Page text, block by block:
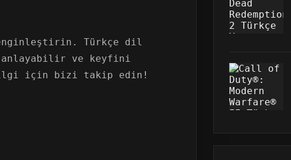
Türkçe dil
anlayabilir ve keyfini
için bizi takip edin!